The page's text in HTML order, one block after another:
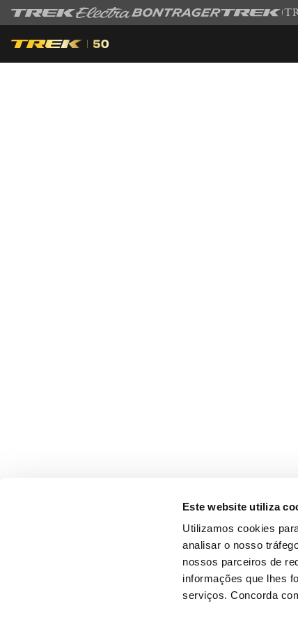
Este website utiliza
Utilizamos cookies
analisar o nosso
nossos parceiros de
informações que lhes
serviços. Concorda